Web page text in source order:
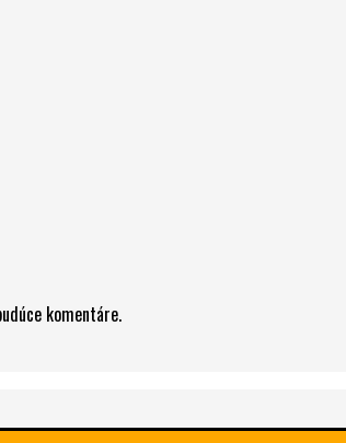
komentáre.